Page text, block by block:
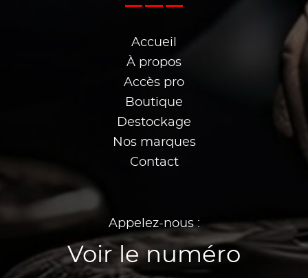
Accueil
À propos
Accès pro
Boutique
Destockage
Nos marques
Contact
Appelez-nous :
Voir le numéro